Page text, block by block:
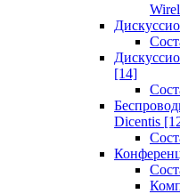
[14]
Dicentis